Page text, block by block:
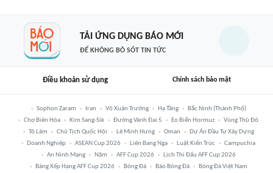
TẢI ỨNG DỤNG BÁO MỚI
ĐỂ KHÔNG BỎ SÓT TIN TỨC
Điều khoản sử dụng Chính sách bảo mật
Sophon Zaram Iran Võ Xuân Trường Hạ Tầng
Bắc Ninh (thành Phố)
Chợ Biên Hòa
Kim Sang-Sik Đường Vành Đai 5 Eo Biển Hormuz
Vùng Thủ Đô
Tô Lâm
Chủ Tịch Quốc Hội Lê Minh Hưng Oman
Dự Án Đầu Tư Xây Dựng
Doanh Nghiệp
ASEAN Cup 2026 Liên Bang Nga Luật Kiến Trúc
Campuchia
An Ninh Mạng
Năm AFF Cup 2026
Lịch Thi Đấu AFF Cup 2026
Bảng Xếp Hạng AFF Cup 2026
Bóng Đá Báo Bóng Đá Bóng Đá Việt Nam